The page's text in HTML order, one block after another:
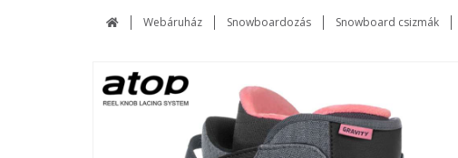
Webáruház Snowboardozás Snowboard csizmák